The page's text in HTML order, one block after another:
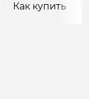
Как купить